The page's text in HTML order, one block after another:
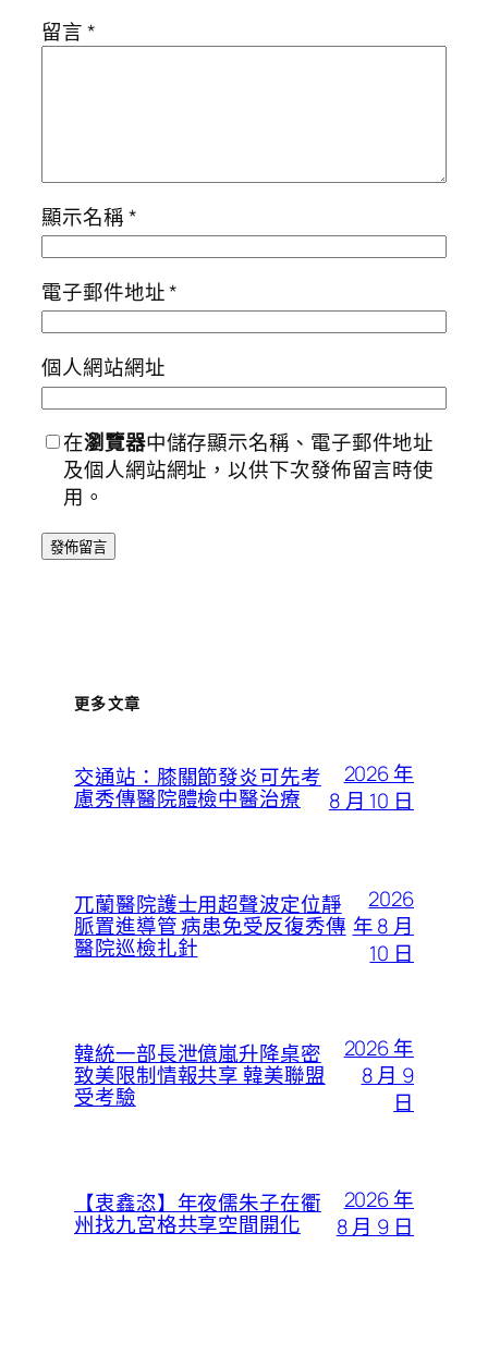
留言*
顯示名稱*
電子郵件地址*
個人網站網址
在瀏覽器中儲存顯示名稱、電子郵件地址
及個人網站網址，以供下次發佈留言時使
用。
更多文章
交通站：膝關節發炎可先考
慮秀傳醫院體檢中醫治療
2026 年
8 月 10 日
兀蘭醫院護士用超聲波定位靜
脈置進導管 病患免受反復秀傳
醫院巡檢扎針
2026
年 8 月
10 日
韓統一部長泄億嵐升降桌密
致美限制情報共享 韓美聯盟
受考驗
2026 年
8 月 9
日
【衷鑫恣】年夜儒朱子在衢
州找九宮格共享空間開化
2026 年
8 月 9 日